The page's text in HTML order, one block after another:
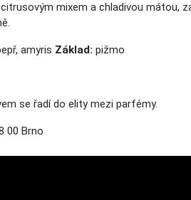
mixem a chladivou mátou,
amyris Základ: pižmo
se řadído elitymezi parfémy.
00 Brno